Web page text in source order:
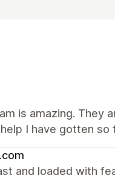
is amazing. They
I have gotten so
and loaded with